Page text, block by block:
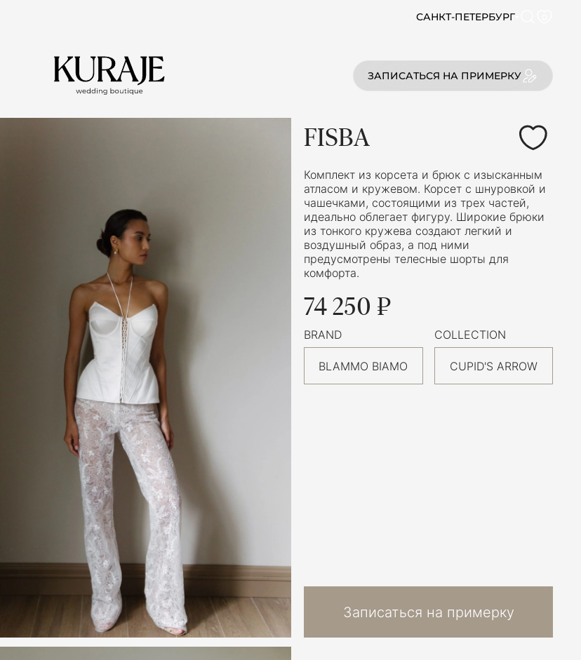
САНКТ-ПЕТЕРБУРГ
ЗАПИСАТЬСЯ НА ПРИМЕРКУ
FISBA
Комплект из корсета и брюк с изысканным
атласом и кружевом. Корсет с шнуровкой и
чашечками, состоящими из трех частей,
идеально облегает фигуру. Широкие брюки
из тонкого кружева создают легкий и
воздушный образ, а под ними
предусмотрены телесные шорты для
комфорта.
74 250 ₽
BRAND
BLAMMO BIAMO
COLLECTION
CUPID'S ARROW
Записаться на примерку